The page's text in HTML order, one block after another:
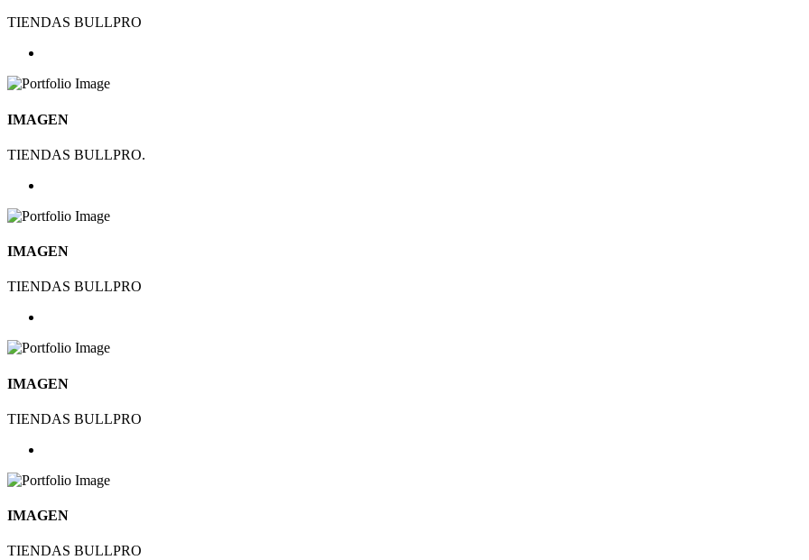
TIENDAS BULLPRO
IMAGEN
TIENDAS BULLPRO.
IMAGEN
TIENDAS BULLPRO
IMAGEN
TIENDAS BULLPRO
IMAGEN
TIENDAS BULLPRO